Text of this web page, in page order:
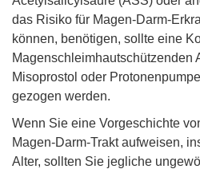
das Risiko für Magen-Darm-
können, benötigen, sollte eine
Magenschleimhautschützenden
Misoprostol oder
gezogen werden.
Wenn Sie eine Vorgeschichte
Magen-Darm-Trakt aufweisen,
Alter, sollten Sie jegliche